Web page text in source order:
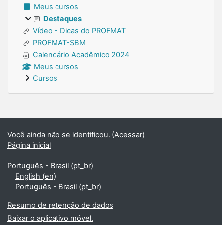
Meus cursos
Destaques
Vídeo - Dicas do PROFMAT
PROFMAT-SBM
Calendário Acadêmico 2024
Meus cursos
Cursos
Blocos suplementares
Você ainda não se identificou. (Acessar)
Página inicial
Português - Brasil ‎(pt_br)‎
English ‎(en)‎
Português - Brasil ‎(pt_br)‎
Resumo de retenção de dados
Baixar o aplicativo móvel.